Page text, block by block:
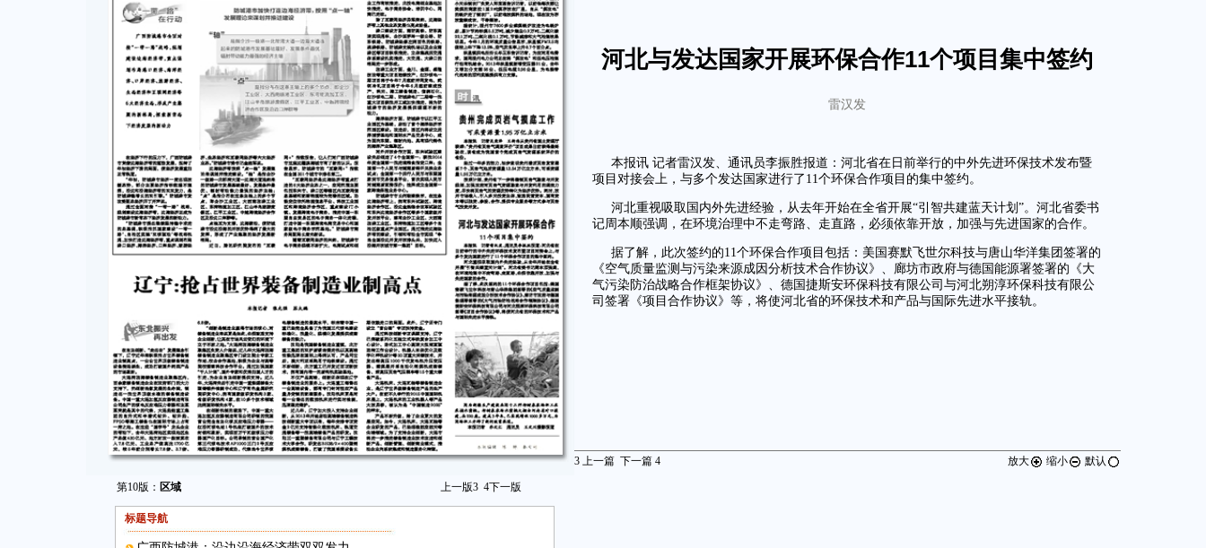
第10版： 区域 上一版3 4下一版
标题导航
河北与发达国家开展环保合作11个项目集中签约
雷汉发
本报讯 记者雷汉发、通讯员李振胜报道：河北省在日前举行的中外先进环保技术发布暨
项目对接会上，与多个发达国家进行了11个环保合作项目的集中签约。
河北重视吸取国内外先进经验，从去年开始在全省开展“引智共建蓝天计划”。河北省委书
记周本顺强调，在环境治理中不走弯路、走直路，必须依靠开放，加强与先进国家的合作。
据了解，此次签约的11个环保合作项目包括：美国赛默飞世尔科技与唐山华洋集团签署的
《空气质量监测与污染来源成因分析技术合作协议》、廊坊市政府与德国能源署签署的《大
气污染防治战略合作框架协议》、德国捷斯安环保科技有限公司与河北朔淳环保科技有限公
司签署《项目合作协议》等，将使河北省的环保技术和产品与国际先进水平接轨。
3上一篇 下一篇 4 放大 缩小 默认